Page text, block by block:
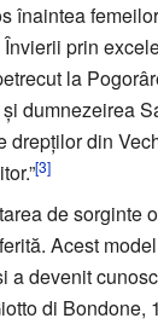
înaintea
prin
la
dumnezeirea
drepților din
[3]
de sorginte
Acest
a devenit
di Bondone,